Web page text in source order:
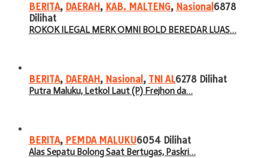
BERITA, DAERAH, KAB. MALTENG, Nasional 6878
Dilihat
ROKOK ILEGAL MERK OMNI BOLD BEREDAR LUAS…
BERITA, DAERAH, Nasional , TNI AL6278 Dilihat
Putra Maluku, Letkol Laut (P) Frejhon da…
BERITA, PEMDA MALUKU6054 Dilihat
Alas Sepatu Bolong Saat Bertugas, Paskri…